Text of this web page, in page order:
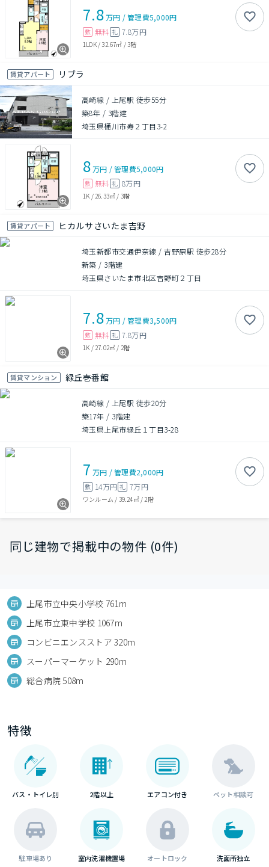
7.8万円 /管理費5,000円
敷 無料 礼 7.8万円
1LDK/32.67㎡ /3階
賃貸アパート リブラ
高崎線 / 上尾駅 徒歩55分
築8年 / 3階建
埼玉県桶川市寿２丁目3-2
8万円 /管理費5,000円
敷 無料 礼 8万円
1K / 26.33㎡ / 3階
賃貸アパート ヒカルサさいたま吉野
埼玉新都市交通伊奈線 / 吉野原駅 徒歩28分
新築 / 3階建
埼玉県さいたま市北区吉野町２丁目
7.8万円 /管理費3,500円
敷 無料 礼 7.8万円
1K / 27.02㎡ / 2階
賃貸マンション 緑丘壱番館
高崎線 / 上尾駅 徒歩20分
築17年 / 3階建
埼玉県上尾市緑丘１丁目3-28
7 万円 /管理費2,000円
敷 14万円 礼 7万円
ワンルーム / 39.24㎡/ 2階
同じ建物で掲載中の物件 (0件)
上尾市立中央小学校 761m
上尾市立東中学校 1067m
コンビニエンスストア 320m
スーパーマーケット 290m
総合病院 508m
特徴
バス・トイレ別 2階以上 エアコン付き ペット相談可
駐車場あり 室内洗濯機置場 オートロック 洗面所独立